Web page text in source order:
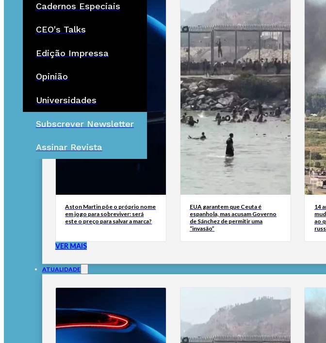
Cadernos Especiais
CEO's Talks
Edição Impressa
Opinião
Universidades
Subscrever Newsletter
Assinar Revista
Aston Martin põe o próprio nome
em jogo para sobreviver: será
este o preço para salvar a marca?
EUA garantem que Ceuta é
espanhola, mas acusam Governo
de Sánchez de permitir uma
“invasão”
14
ao
VER MAIS
ATUALIDADE